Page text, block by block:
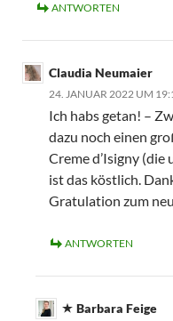
ANTWORTEN
Claudia Neumaier
24. JANUAR 2022 UM
Ich habs getan! –
dazu noch einen
Creme d’Isigny
ist das köstlich.
Gratulation zum
ANTWORTEN
Barbara Feige